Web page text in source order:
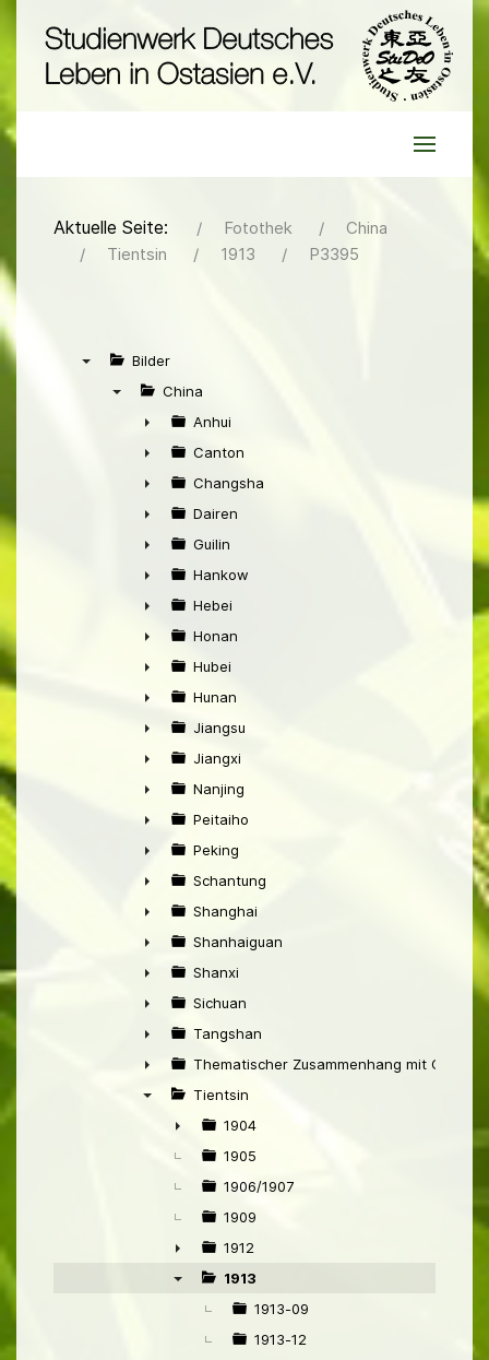
Aktuelle Seite: Fotothek
China
Tientsin
1913 P3395
Bilder
China
►
Anhui
►
Canton
►
Changsha
►
Dairen
►
Guilin
►
Hankow
►
Hebei
►
Honan
►
Hubei
►
Hunan
►
Jiangsu
►
Jiangxi
►
Nanjing
►
Peitaiho
►
Peking
►
Schantung
►
Shanghai
►
Shanhaiguan
►
Shanxi
►
Sichuan
►
Tangshan
►
Thematischer Zusammenhang mit China
Tientsin
►
1904
1905
1906/1907
1909
►
1912
1913
1913-09
1913-12